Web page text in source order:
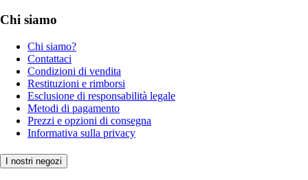
Chi siamo
Chi siamo?
Contattaci
Condizioni di vendita
Restituzioni e rimborsi
Esclusione di responsabilità legale
Metodi di pagamento
Prezzi e opzioni di consegna
Informativa sulla privacy
I nostri negozi